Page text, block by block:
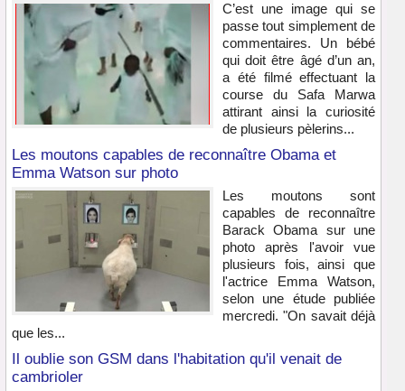
C’est une image qui se
passe tout simplement de
commentaires. Un bébé
qui doit être âgé d’un an,
a été filmé effectuant la
course du Safa Marwa
attirant ainsi la curiosité
de plusieurs pèlerins...
Les moutons capables de reconnaître Obama et
Emma Watson sur photo
Les moutons sont
capables de reconnaître
Barack Obama sur une
photo après l'avoir vue
plusieurs fois, ainsi que
l'actrice Emma Watson,
selon une étude publiée
mercredi. "On savait déjà
que les...
Il oublie son GSM dans l'habitation qu'il venait de
cambrioler